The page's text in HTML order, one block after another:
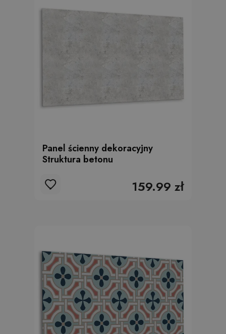
Panel ścienny dekoracyjny
Struktura betonu
159.99 zł